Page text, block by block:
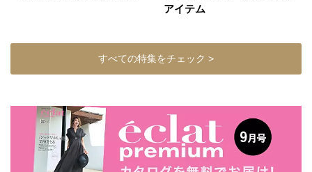
アイテム
すべての特集をチェック >